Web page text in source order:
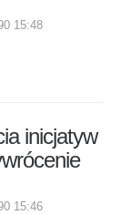
15:48
inicjatyw
15:46